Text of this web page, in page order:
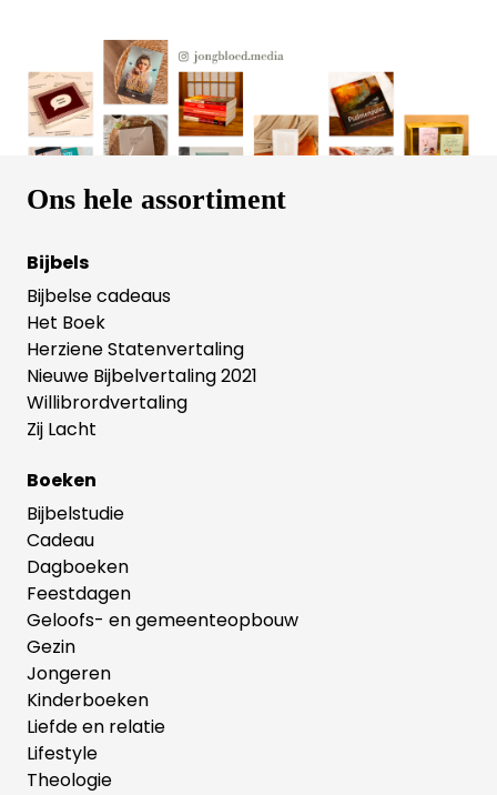
belijdenis- of doopgeschenk Tom Wright (1948) is
een vooraanstaande Brits Anglicaanse theoloog. Hij
is als bisschop verbonden geweest aan de Church
of England en is sinds 2019 senior research fellow
aan de Universiteit van Oxford. Zijn vele boeken
bereiken een groot internationaal publiek.
Ons hele assortiment
Bijbels
Bijbelse cadeaus
Het Boek
Herziene Statenvertaling
Nieuwe Bijbelvertaling 2021
Willibrordvertaling
Zij Lacht
Boeken
Bijbelstudie
Cadeau
Dagboeken
Feestdagen
Geloofs- en gemeenteopbouw
Gezin
Jongeren
Kinderboeken
Liefde en relatie
Lifestyle
Theologie